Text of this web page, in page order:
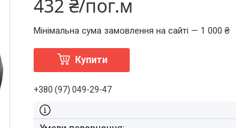
432 ₴/пог.м
Мінімальна сума замовлення на сайті — 1 000 ₴
Купити
+380 (97) 049-29-47